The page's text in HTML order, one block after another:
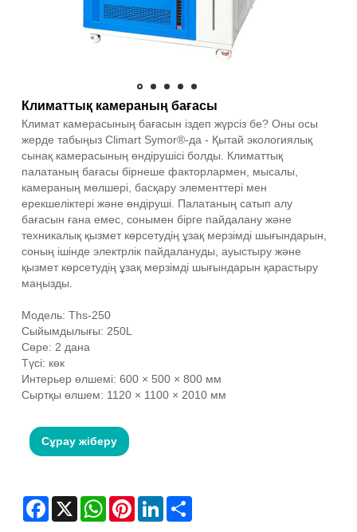
Климаттық камераның бағасы
Климат камерасының бағасын іздеп жүрсіз бе? Оны осы
жерде табыңыз Climart Symor®-да - Қытай экологиялық
сынақ камерасының өндірушісі болды. Климаттық
палатаның бағасы бірнеше факторлармен, мысалы,
камераның мөлшері, басқару элементтері мен
ерекшеліктері және өндіруші. Палатаның сатып алу
бағасын ғана емес, сонымен бірге пайдалану және
техникалық қызмет көрсетудің ұзақ мерзімді шығындарын,
соның ішінде электрлік пайдалануды, ауыстыру және
қызмет көрсетудің ұзақ мерзімді шығындарын қарастыру
маңызды.
Модель: Ths-250
Сыйымдылығы: 250L
Сөре: 2 дана
Түсі: көк
Интерьер өлшемі: 600 × 500 × 800 мм
Сыртқы өлшем: 1120 × 1100 × 2010 мм
Сұрау жіберу
Facebook
X WhatsAppPinterestLinkedIn